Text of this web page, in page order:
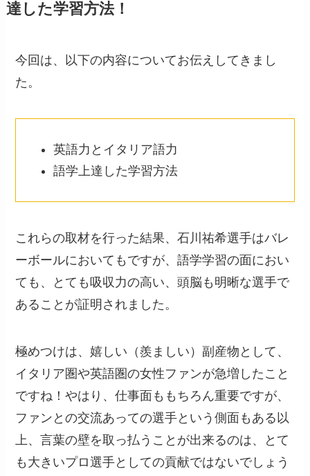
達した学習方法！
今回は、以下の内容についてお伝えしてきまし
た。
英語力とイタリア語力
語学上達した学習方法
これらの取材を行った結果、石川祐希選手はバレ
ーボールにおいてもですが、語学学習の面におい
ても、とても吸収力の高い、頭脳も明晰な選手で
あることが証明されました。
極めつけは、嬉しい（羨ましい）副産物として、
イタリア圏や英語圏の女性ファンが急増したこと
ですね！やはり、仕事面ももちろん重要ですが、
ファンとの交流あっての選手という側面もある以
上、言葉の壁を取っ払うことが出来るのは、とて
も大きいプロ選手としての貢献ではないでしょう